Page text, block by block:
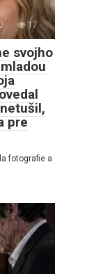
17
svojho
pre
fotografie a